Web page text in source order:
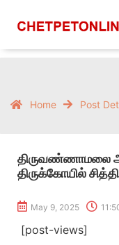
Home Post
திருவண்ணாமலை
திருக்கோயில்
May 9, 2025
[post-views]